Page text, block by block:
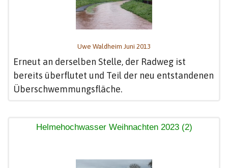
Uwe Waldheim Juni 2013
Erneut an derselben Stelle, der Radweg ist
bereits überflutet und Teil der neu entstandenen
Überschwemmungsfläche.
Helmehochwasser Weihnachten 2023 (2)